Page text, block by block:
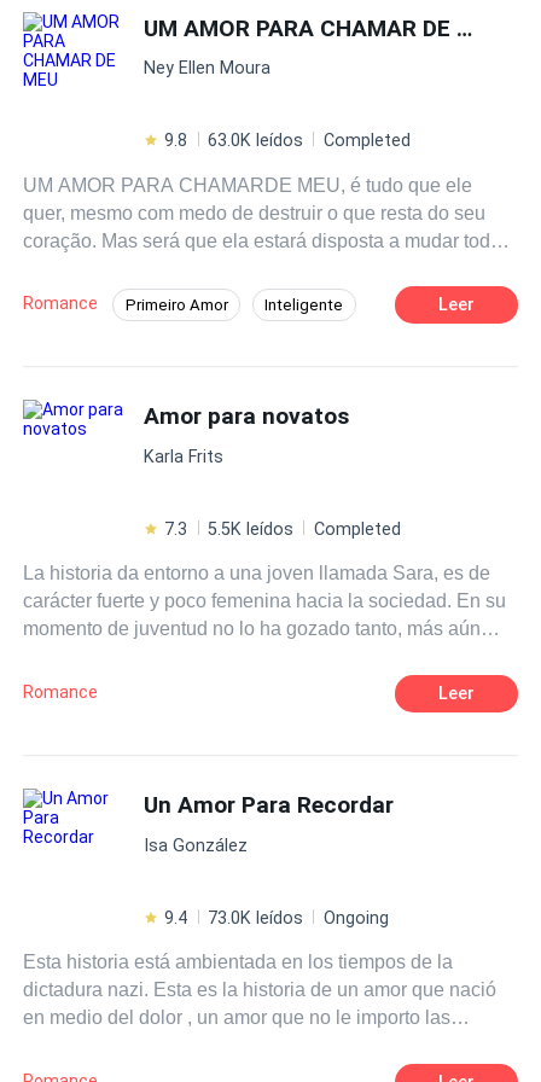
Acción UM AMOR PARA CHAMAR DE MEU
Ney Ellen Moura
9.8 63.0K leídos Completed
UM AMOR PARA CHAMARDE MEU, é tudo que ele
quer, mesmo com medo de destruir o que resta do seu
coração. Mas será que ela estará disposta a mudar toda a
pensará ser somente um amor platônico? Estarão ambos
preparados para enfrentar os obstáculos que a vida os
CHAMAR DE MEU.
Romance Primeiro Amor Inteligente Leer
Amor para novatos
Karla Frits
7.3 5.5K leídos Completed
La historia da entorno a una joven llamada Sara, es de
carácter fuerte y poco femenina hacia la sociedad. En su
momento de juventud no lo ha gozado tanto, más aún
momento trágico y para nada dichoso, en la cual quiere
ocultarlo a toda cosa y para colmo, tendrá que soportar
afecta la opinión de los demás. Al igual que Sara, oculta
un secreto, en la cual pertenece a una familia de la mafia.
Cómo todos los seres humanos tienen secretos que no
Romance Leer
Un Amor Para Recordar
Isa González
9.4 73.0K leídos Ongoing
Esta historia está ambientada en los tiempos de la
dictadura nazi. Esta es la historia de un amor que nació
en medio del dolor , un amor que no le importo las
Dominik un amor para recordar .